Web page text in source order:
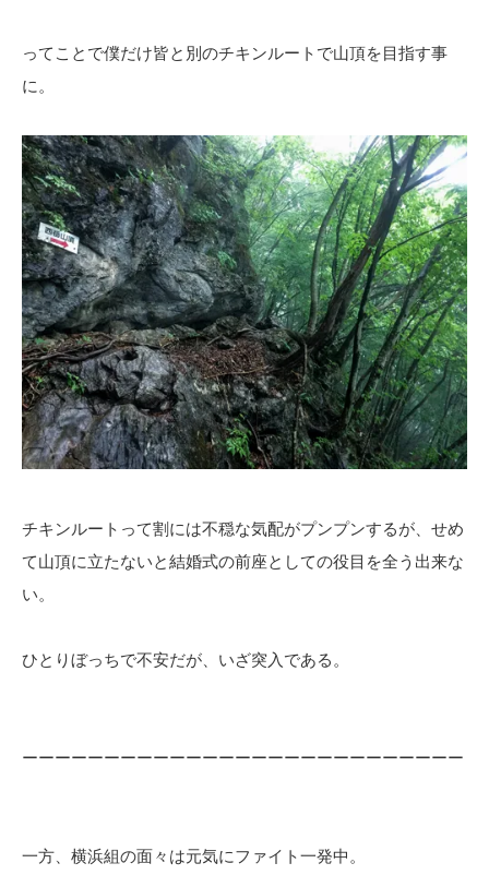
ってことで僕だけ皆と別のチキンルートで山頂を目指す事
に。
チキンルートって割には不穏な気配がプンプンするが、せめ
て山頂に立たないと結婚式の前座としての役目を全う出来な
い。
ひとりぼっちで不安だが、いざ突入である。
ーーーーーーーーーーーーーーーーーーーーーーーーーーー
一方、横浜組の面々は元気にファイト一発中。